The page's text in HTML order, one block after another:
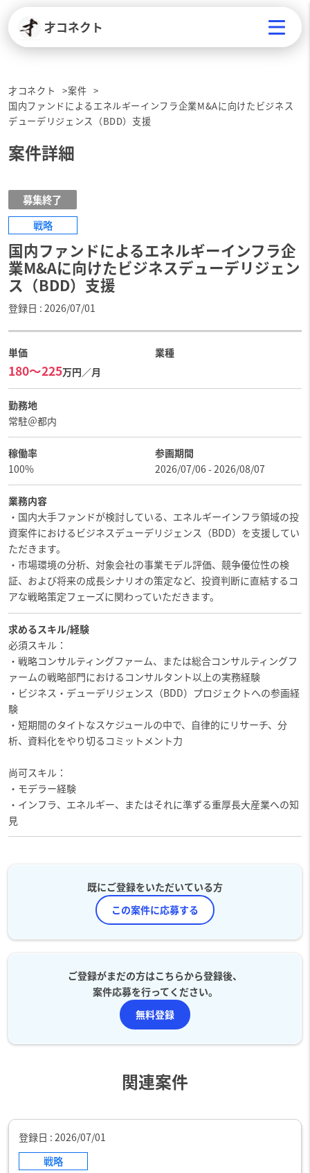
才コネクト
才コネクト
案件
国内ファンドによるエネルギーインフラ企業M&Aに向けたビジネス
デューデリジェンス（BDD）支援
案件詳細
募集終了
戦略
国内ファンドによるエネルギーインフラ企
業M&Aに向けたビジネスデューデリジェン
ス（BDD）支援
登録日 2026/07/01
単価
180〜225万円／月
業種
勤務地
常駐＠都内
稼働率
100%
参画期間
2026/07/06 - 2026/08/07
業務内容
・国内大手ファンドが検討している、エネルギーインフラ領域の投
資案件におけるビジネスデューデリジェンス（BDD）を支援してい
ただきます。
・市場環境の分析、対象会社の事業モデル評価、競争優位性の検
証、および将来の成長シナリオの策定など、投資判断に直結するコ
アな戦略策定フェーズに関わっていただきます。
求めるスキル/経験
必須スキル：
・戦略コンサルティングファーム、または総合コンサルティングフ
ァームの戦略部門におけるコンサルタント以上の実務経験
・ビジネス・デューデリジェンス（BDD）プロジェクトへの参画経
験
・短期間のタイトなスケジュールの中で、自律的にリサーチ、分
析、資料化をやり切るコミットメント力
尚可スキル：
・モデラー経験
・インフラ、エネルギー、またはそれに準ずる重厚長大産業への知
見
既にご登録をいただいている方
この案件に応募する
ご登録がまだの方はこちらから登録後、
案件応募を行ってください。
無料登録
関連案件
登録日 2026/07/01
戦略